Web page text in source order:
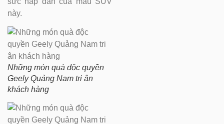
này.
Những món quà độc quyền
Geely Quảng Nam tri ân
khách hàng